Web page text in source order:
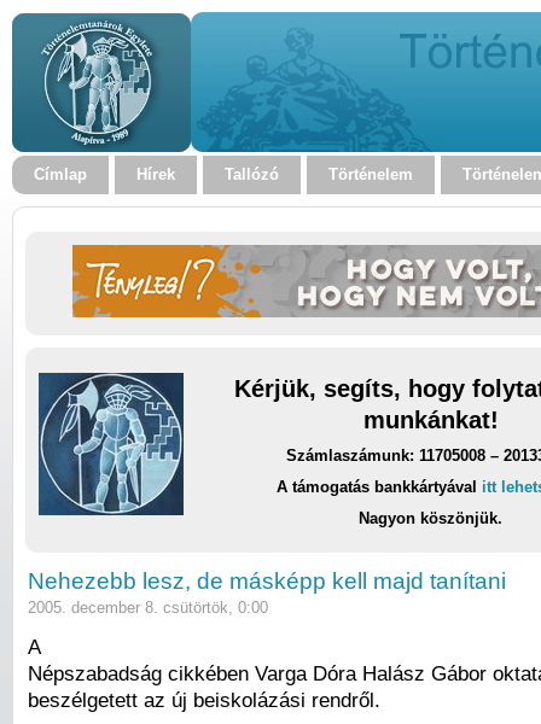
Címlap Hírek Tallózó Történelem
Kérjük, segíts, hogy
munkánkat!
Számlaszámunk: 11705008 –
A támogatás bankkártyával itt
Nagyon köszönjük.
Nehezebb lesz, de másképp kell majd tanítani
2005. december 8. csütörtök, 0:00
A
Népszabadság cikkében Varga Dóra Halász Gábor
beszélgetett az új beiskolázási rendről.